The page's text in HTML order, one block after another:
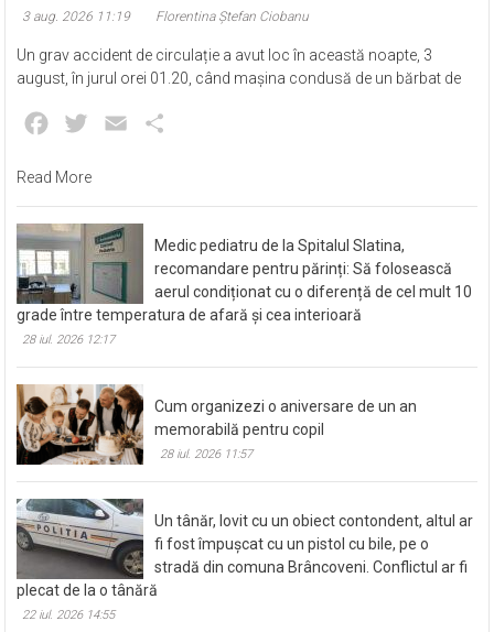
3 aug. 2026 11:19 Florentina Ștefan Ciobanu
Un grav accident de circulație a avut loc în această noapte, 3
august, în jurul orei 01.20, când mașina condusă de un bărbat de
Facebook
Twitter Email
Read More
Medic pediatru de la Spitalul Slatina,
recomandare pentru părinți: Să folosească
aerul condiționat cu o diferență de cel mult 10
grade între temperatura de afară și cea interioară
28 iul. 2026 12:17
Cum organizezi o aniversare de un an
memorabilă pentru copil
28 iul. 2026 11:57
Un tânăr, lovit cu un obiect contondent, altul ar
fi fost împușcat cu un pistol cu bile, pe o
stradă din comuna Brâncoveni. Conflictul ar fi
plecat de la o tânără
22 iul. 2026 14:55